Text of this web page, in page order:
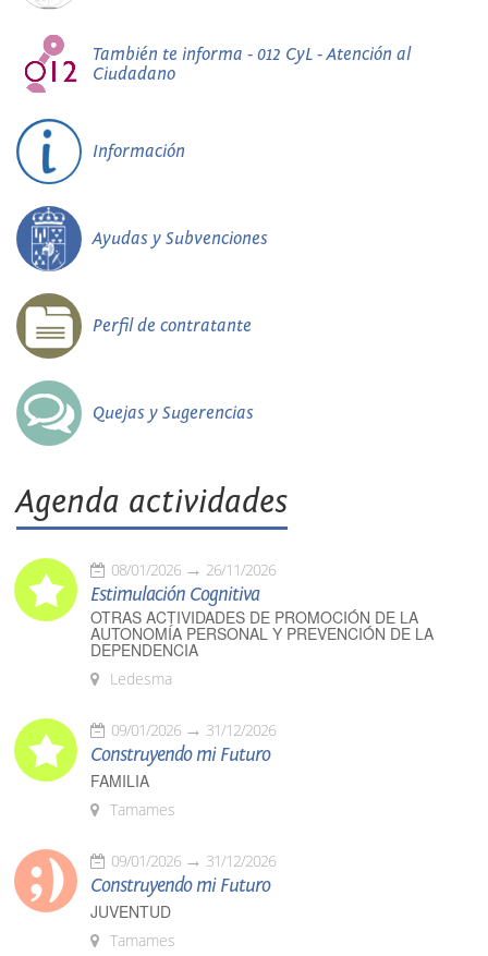
También te informa - 012 CyL - Atención al
Ciudadano
Información
Ayudas y Subvenciones
Perfil de contratante
Quejas y Sugerencias
Agenda actividades
08/01/2026 26/11/2026
Estimulación Cognitiva
OTRAS ACTIVIDADES DE PROMOCIÓN DE LA
AUTONOMÍA PERSONAL Y PREVENCIÓN DE LA
DEPENDENCIA
Ledesma
09/01/2026 31/12/2026
Construyendo mi Futuro
FAMILIA
Tamames
09/01/2026 31/12/2026
Construyendo mi Futuro
JUVENTUD
Tamames